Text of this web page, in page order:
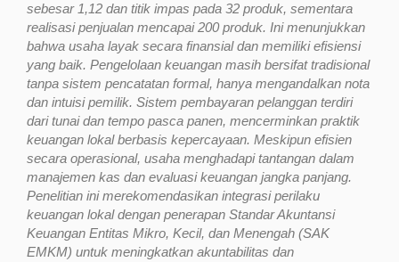
sebesar 1,12 dan titik impas pada 32 produk, sementara
realisasi penjualan mencapai 200 produk. Ini menunjukkan
bahwa usaha layak secara finansial dan memiliki efisiensi
yang baik. Pengelolaan keuangan masih bersifat tradisional
tanpa sistem pencatatan formal, hanya mengandalkan nota
dan intuisi pemilik. Sistem pembayaran pelanggan terdiri
dari tunai dan tempo pasca panen, mencerminkan praktik
keuangan lokal berbasis kepercayaan. Meskipun efisien
secara operasional, usaha menghadapi tantangan dalam
manajemen kas dan evaluasi keuangan jangka panjang.
Penelitian ini merekomendasikan integrasi perilaku
keuangan lokal dengan penerapan Standar Akuntansi
Keuangan Entitas Mikro, Kecil, dan Menengah (SAK
EMKM) untuk meningkatkan akuntabilitas dan